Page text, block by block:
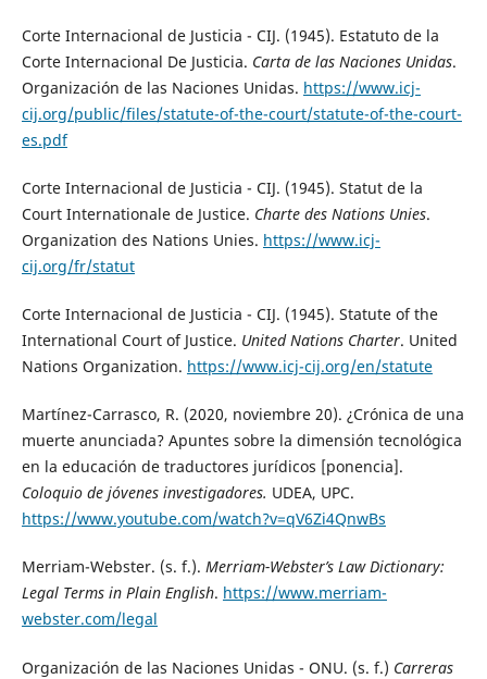
Corte Internacional de Justicia - CIJ. (1945). Estatuto de la
Corte Internacional De Justicia. Carta de las Naciones Unidas.
Organización de las Naciones Unidas. https://www.icj-
cij.org/public/files/statute-of-the-court/statute-of-the-court-
es.pdf
Corte Internacional de Justicia - CIJ. (1945). Statut de la
Court Internationale de Justice. Charte des Nations Unies.
Organization des Nations Unies. https://www.icj-
cij.org/fr/statut
Corte Internacional de Justicia - CIJ. (1945). Statute of the
International Court of Justice. United Nations Charter. United
Nations Organization. https://www.icj-cij.org/en/statute
Martínez-Carrasco, R. (2020, noviembre 20). ¿Crónica de una
muerte anunciada? Apuntes sobre la dimensión tecnológica
en la educación de traductores jurídicos [ponencia].
Coloquio de jóvenes investigadores. UDEA, UPC.
https://www.youtube.com/watch?v=qV6Zi4QnwBs
Merriam-Webster. (s. f.). Merriam-Webster’s Law Dictionary:
Legal Terms in Plain English. https://www.merriam-
webster.com/legal
Organización de las Naciones Unidas - ONU. (s. f.) Carreras